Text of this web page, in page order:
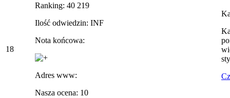
18
Ranking: 40 219
Ilość odwiedzin: INF
Nota końcowa:
Adres www:
Nasza ocena: 10